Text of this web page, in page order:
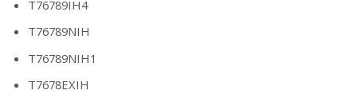
T76789IH4
T76789NIH
T76789NIH1
T7678EXIH